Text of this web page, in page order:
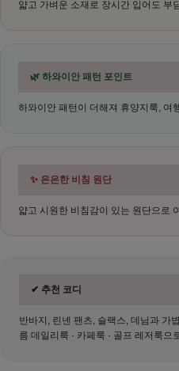
얇고 가벼운 소재로 장시간 입어도 부
🌿 하와이안 패턴 포인트
하와이안 패턴이 더해져 휴양지룩, 여
✨ 은은한 비침 원단
얇고 시원한 비침감이 있는 원단으로
✔ 추천 코디
반바지, 린넨 팬츠, 슬랙스, 데님과 가
름 데일리룩 · 카페룩 · 골프 레저룩으